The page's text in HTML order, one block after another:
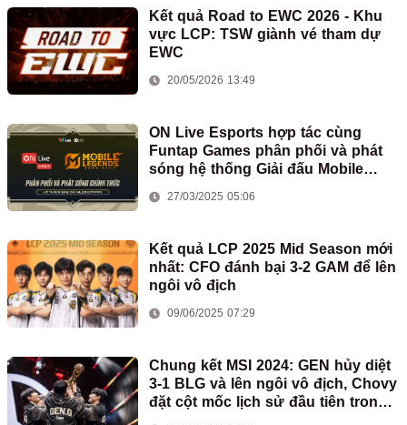
Kết quả Road to EWC 2026 - Khu
vực LCP: TSW giành vé tham dự
EWC
20/05/2026 13:49
ON Live Esports hợp tác cùng
Funtap Games phân phối và phát
sóng hệ thống Giải đấu Mobile
27/03/2025 05:06
Kết quả LCP 2025 Mid Season mới
nhất: CFO đánh bại 3-2 GAM để lên
ngôi vô địch
09/06/2025 07:29
Chung kết MSI 2024: GEN hủy diệt
3-1 BLG và lên ngôi vô địch, Chovy
đặt cột mốc lịch sử đầu tiên trong